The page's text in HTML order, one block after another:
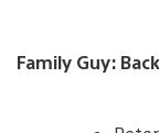
Family Guy: